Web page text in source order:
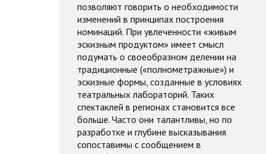
позволяют говорить о необходимости
изменений в принципах построения
номинаций. При увлеченности «живым
эскизным продуктом» имеет смысл
подумать о своеобразном делении на
традиционные («полнометражные») и
эскизные формы, созданные в условиях
театральных лабораторий. Таких
спектаклей в регионах становится все
больше. Часто они талантливы, но по
разработке и глубине высказывания
сопоставимы с сообщением в